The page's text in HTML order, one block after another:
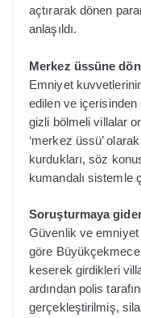
açtırarak dönen
anlaşıldı.
Merkez üssüne
Emniyet
edilen ve içerisinden
gizli bölmeli villalar
‘merkez üssü’
kurdukları, söz
kumandalı sistemle
Soruşturmaya
Güvenlik ve emniyet
göre
keserek girdikleri
ardından polis
gerçekleştirilmiş,